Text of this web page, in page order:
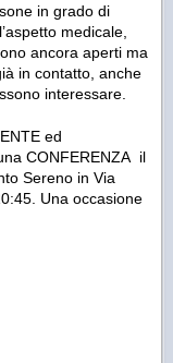
in grado di
medicale,
ancora aperti ma
in contatto, anche
interessare.
ed
CONFERENZA il
Sereno in Via
Una occasione